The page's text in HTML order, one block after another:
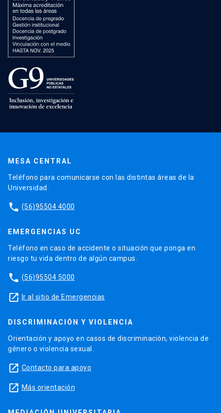
MESA CENTRAL
Teléfono para comunicarse con las distintas áreas de la
Universidad.
phone (56)95504 4000
EMERGENCIAS UC
Teléfono en caso de accidente o situación que ponga en
riesgo tu vida dentro de algún campus.
phone (56)95504 5000
launch Ir al sitio de Emergencias
DISCRIMINACIÓN Y VIOLENCIA
Orientación y apoyo en casos de discriminación, violencia de
género o violencia sexual.
launch Contacto para apoyo
launch Más orientación